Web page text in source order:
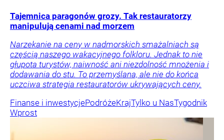
Tajemnica paragonów grozy. Tak restauratorzy
manipulują cenami nad morzem
Narzekanie na ceny w nadmorskich smażalniach są
częścią naszego wakacyjnego folkloru. Jednak to nie
głupota turystów, naiwność ani niezdolność mnożenia i
dodawania do stu. To przemyślana, ale nie do końca
uczciwa strategia restauratorów ukrywających ceny.
Finanse i inwestycjePodróżeKrajTylko u NasTygodnik
Wprost